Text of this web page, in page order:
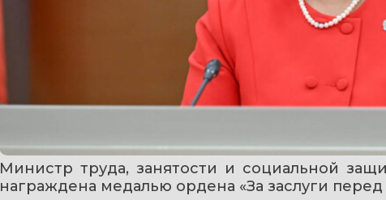
Министр труда, занятости и социальной
награждена медалью ордена «За заслуги